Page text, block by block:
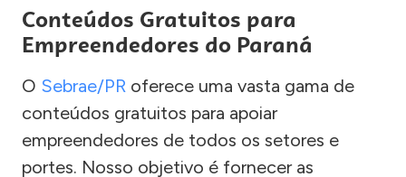
Conteúdos Gratuitos para
Empreendedores do Paraná
O Sebrae/PR oferece uma vasta gama de
conteúdos gratuitos para apoiar
empreendedores de todos os setores e
portes. Nosso objetivo é fornecer as